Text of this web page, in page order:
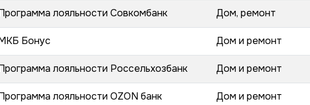
лояльности Совкомбанк Дом, ремонт
Бонус Дом и ремонт
лояльности Россельхозбанк Дом и ремонт
лояльности OZON банк Дом и ремонт